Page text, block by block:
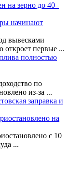
на зерно до 40–
начинают
вывесками
откроет первые ...
полностью
по
из-за ...
заправка и
на
с 10
...